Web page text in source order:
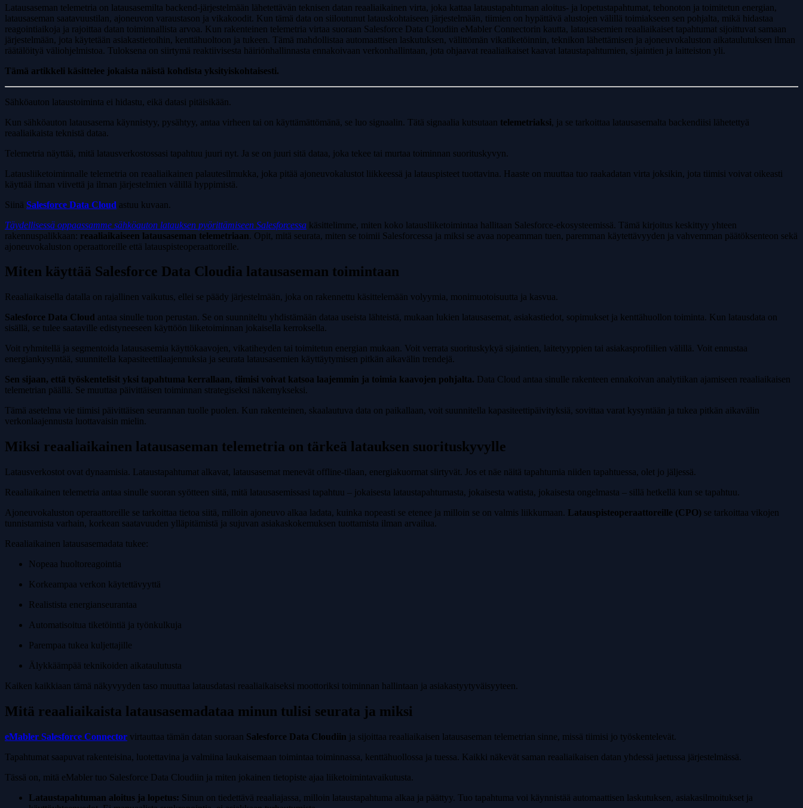
Latausaseman telemetria on latausasemilta backend-järjestelmään lähetettävän teknisen datan reaaliaikainen virta, joka kattaa lataustapahtuman aloitus- ja lopetustapahtumat, tehonoton ja toimitetun energian,
latausaseman saatavuustilan, ajoneuvon varaustason ja vikakoodit. Kun tämä data on siiloutunut latauskohtaiseen järjestelmään, tiimien on hypättävä alustojen välillä toimiakseen sen pohjalta, mikä hidastaa
reagointiaikoja ja rajoittaa datan toiminnallista arvoa. Kun rakenteinen telemetria virtaa suoraan Salesforce Data Cloudiin eMabler Connectorin kautta, latausasemien reaaliaikaiset tapahtumat sijoittuvat samaan
järjestelmään, jota käytetään asiakastietoihin, kenttähuoltoon ja tukeen. Tämä mahdollistaa automaattisen laskutuksen, välittömän vikatiketöinnin, teknikon lähettämisen ja ajoneuvokaluston aikataulutuksen ilman
räätälöityä väliohjelmistoa. Tuloksena on siirtymä reaktiivisesta häiriönhallinnasta ennakoivaan verkonhallintaan, jota ohjaavat reaaliaikaiset kaavat lataustapahtumien, sijaintien ja laitteiston yli.
Tämä artikkeli käsittelee jokaista näistä kohdista yksityiskohtaisesti.
Sähköauton lataustoiminta ei hidastu, eikä datasi pitäisikään.
Kun sähköauton latausasema käynnistyy, pysähtyy, antaa virheen tai on käyttämättömänä, se luo signaalin. Tätä signaalia kutsutaan telemetriaksi, ja se tarkoittaa latausasemalta backendiisi lähetettyä
reaaliaikaista teknistä dataa.
Telemetria näyttää, mitä latausverkostossasi tapahtuu juuri nyt. Ja se on juuri sitä dataa, joka tekee tai murtaa toiminnan suorituskyvyn.
Latausliiketoiminnalle telemetria on reaaliaikainen palautesilmukka, joka pitää ajoneuvokalustot liikkeessä ja latauspisteet tuottavina. Haaste on muuttaa tuo raakadatan virta joksikin, jota tiimisi voivat oikeasti
käyttää ilman viivettä ja ilman järjestelmien välillä hyppimistä.
Siinä Salesforce Data Cloud astuu kuvaan.
Täydellisessä oppaassamme sähköauton latauksen pyörittämiseen Salesforcessa käsittelimme, miten koko latausliiketoimintaa hallitaan Salesforce-ekosysteemissä. Tämä kirjoitus keskittyy yhteen
rakennuspalikkaan: reaaliaikaiseen latausaseman telemetriaan. Opit, mitä seurata, miten se toimii Salesforcessa ja miksi se avaa nopeamman tuen, paremman käytettävyyden ja vahvemman päätöksenteon sekä
ajoneuvokaluston operaattoreille että latauspisteoperaattoreille.
Miten käyttää Salesforce Data Cloudia latausaseman toimintaan
Reaaliaikaisella datalla on rajallinen vaikutus, ellei se päädy järjestelmään, joka on rakennettu käsittelemään volyymia, monimuotoisuutta ja kasvua.
Salesforce Data Cloud antaa sinulle tuon perustan. Se on suunniteltu yhdistämään dataa useista lähteistä, mukaan lukien latausasemat, asiakastiedot, sopimukset ja kenttähuollon toiminta. Kun latausdata on
sisällä, se tulee saataville edistyneeseen käyttöön liiketoiminnan jokaisella kerroksella.
Voit ryhmitellä ja segmentoida latausasemia käyttökaavojen, vikatiheyden tai toimitetun energian mukaan. Voit verrata suorituskykyä sijaintien, laitetyyppien tai asiakasprofiilien välillä. Voit ennustaa
energiankysyntää, suunnitella kapasiteettilaajennuksia ja seurata latausasemien käyttäytymisen pitkän aikavälin trendejä.
Sen sijaan, että työskentelisit yksi tapahtuma kerrallaan, tiimisi voivat katsoa laajemmin ja toimia kaavojen pohjalta. Data Cloud antaa sinulle rakenteen ennakoivan analytiikan ajamiseen reaaliaikaisen
telemetrian päällä. Se muuttaa päivittäisen toiminnan strategiseksi näkemykseksi.
Tämä asetelma vie tiimisi päivittäisen seurannan tuolle puolen. Kun rakenteinen, skaalautuva data on paikallaan, voit suunnitella kapasiteettipäivityksiä, sovittaa varat kysyntään ja tukea pitkän aikavälin
verkonlaajennusta luottavaisin mielin.
Miksi reaaliaikainen latausaseman telemetria on tärkeä latauksen suorituskyvylle
Latausverkostot ovat dynaamisia. Lataustapahtumat alkavat, latausasemat menevät offline-tilaan, energiakuormat siirtyvät. Jos et näe näitä tapahtumia niiden tapahtuessa, olet jo jäljessä.
Reaaliaikainen telemetria antaa sinulle suoran syötteen siitä, mitä latausasemissasi tapahtuu – jokaisesta lataustapahtumasta, jokaisesta watista, jokaisesta ongelmasta – sillä hetkellä kun se tapahtuu.
Ajoneuvokaluston operaattoreille se tarkoittaa tietoa siitä, milloin ajoneuvo alkaa ladata, kuinka nopeasti se etenee ja milloin se on valmis liikkumaan. Latauspisteoperaattoreille (CPO) se tarkoittaa vikojen
tunnistamista varhain, korkean saatavuuden ylläpitämistä ja sujuvan asiakaskokemuksen tuottamista ilman arvailua.
Reaaliaikainen latausasemadata tukee:
Nopeaa huoltoreagointia
Korkeampaa verkon käytettävyyttä
Realistista energianseurantaa
Automatisoitua tiketöintiä ja työnkulkuja
Parempaa tukea kuljettajille
Älykkäämpää teknikoiden aikataulutusta
Kaiken kaikkiaan tämä näkyvyyden taso muuttaa latausdatasi reaaliaikaiseksi moottoriksi toiminnan hallintaan ja asiakastyytyväisyyteen.
Mitä reaaliaikaista latausasemadataa minun tulisi seurata ja miksi
eMabler Salesforce Connector virtauttaa tämän datan suoraan Salesforce Data Cloudiin ja sijoittaa reaaliaikaisen latausaseman telemetrian sinne, missä tiimisi jo työskentelevät.
Tapahtumat saapuvat rakenteisina, luotettavina ja valmiina laukaisemaan toimintaa toiminnassa, kenttähuollossa ja tuessa. Kaikki näkevät saman reaaliaikaisen datan yhdessä jaetussa järjestelmässä.
Tässä on, mitä eMabler tuo Salesforce Data Cloudiin ja miten jokainen tietopiste ajaa liiketoimintavaikutusta.
Lataustapahtuman aloitus ja lopetus: Sinun on tiedettävä reaaliajassa, milloin lataustapahtuma alkaa ja päättyy. Tuo tapahtuma voi käynnistää automaattisen laskutuksen, asiakasilmoitukset ja